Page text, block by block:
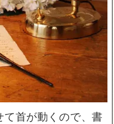
首が動くので、書